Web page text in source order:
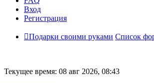
Вход
Регистрация
Подарки своими руками Список
Текущее время: 08 авг 2026, 08:43